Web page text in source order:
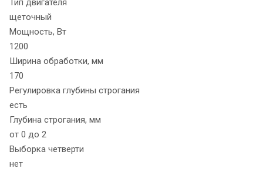
Тип двигателя
щеточный
Мощность, Вт
1200
Ширина обработки, мм
170
Регулировка глубины строгания
есть
Глубина строгания, мм
от 0 до 2
Выборка четверти
нет